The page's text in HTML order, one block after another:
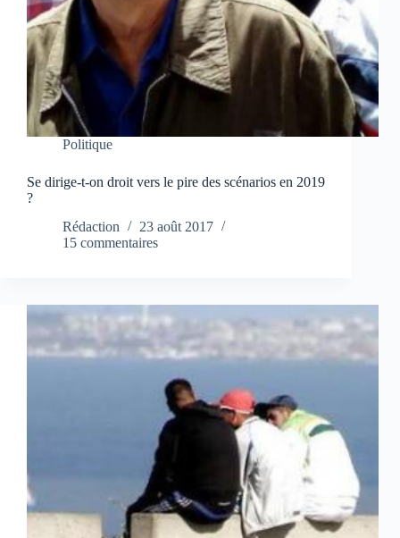
Politique
Se dirige-t-on droit vers le pire des scénarios en 2019
?
Rédaction
23 août 2017
15 commentaires